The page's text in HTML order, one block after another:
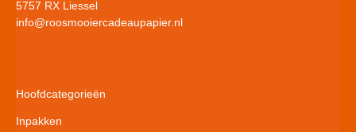
5757 RX Liessel
info@roosmooiercadeaupapier.nl
Hoofdcategorieën
Inpakken